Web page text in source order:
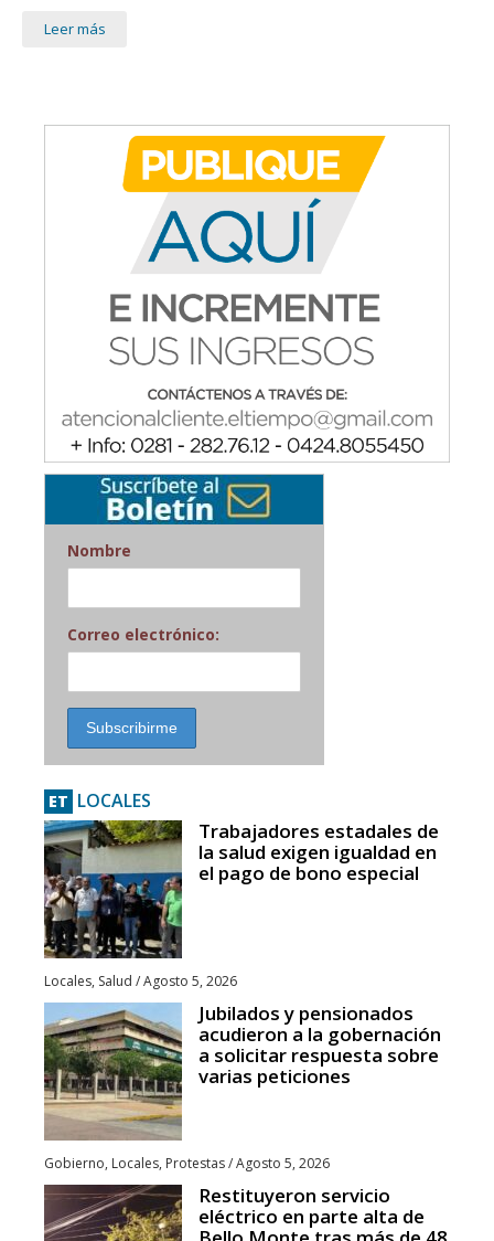
Leer más
Nombre
Correo electrónico:
ET LOCALES
Trabajadores estadales de
la salud exigen igualdad en
el pago de bono especial
Locales, Salud /Agosto 5, 2026
Jubilados y pensionados
acudieron a la gobernación
a solicitar respuesta sobre
varias peticiones
Gobierno, Locales, Protestas/Agosto 5, 2026
Restituyeron servicio
eléctrico en parte alta de